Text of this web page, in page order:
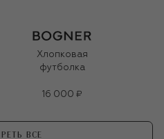
Хлопковая
футболка
16 000 ₽
ВСЕ